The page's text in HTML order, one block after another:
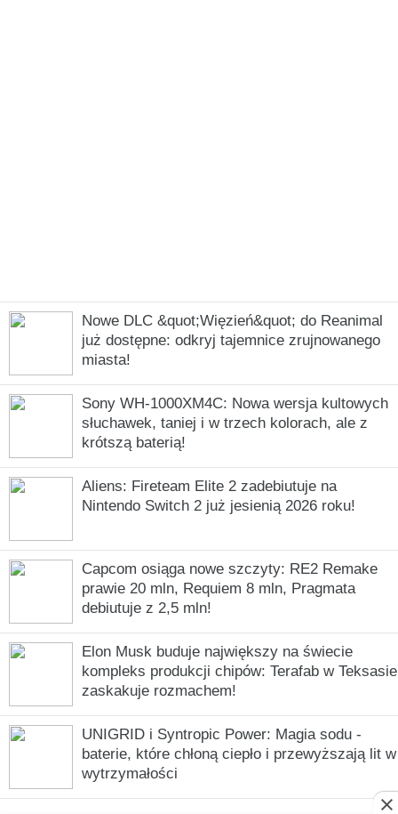
Nowe DLC &quot;Więzień&quot; do Reanimal
już dostępne: odkryj tajemnice zrujnowanego
miasta!
Sony WH-1000XM4C: Nowa wersja kultowych
słuchawek, taniej i w trzech kolorach, ale z
krótszą baterią!
Aliens: Fireteam Elite 2 zadebiutuje na
Nintendo Switch 2 już jesienią 2026 roku!
Capcom osiąga nowe szczyty: RE2 Remake
prawie 20 mln, Requiem 8 mln, Pragmata
debiutuje z 2,5 mln!
Elon Musk buduje największy na świecie
kompleks produkcji chipów: Terafab w Teksasie
zaskakuje rozmachem!
UNIGRID i Syntropic Power: Magia sodu -
baterie, które chłoną ciepło i przewyższają lit w
wytrzymałości